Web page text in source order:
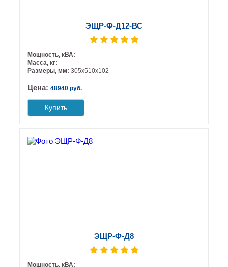
ЭЩР-Ф-Д12-ВС
Мощность, кВА:
Масса, кг:
Размеры, мм: 305х510х102
Цена: 48940 руб.
Купить
ЭЩР-Ф-Д8
Мощность, кВА: